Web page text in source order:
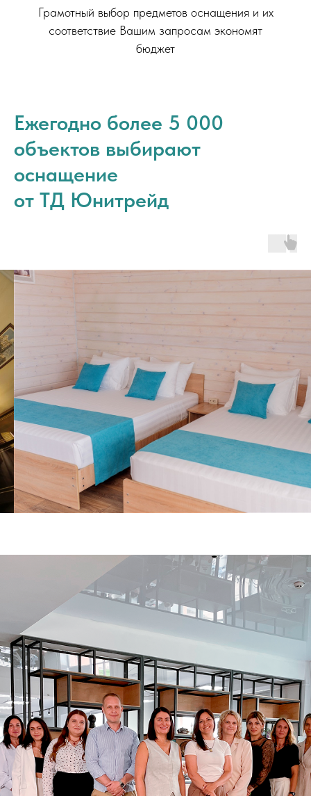
Грамотный выбор предметов оснащения и их
соответствие Вашим запросам экономят
бюджет
Ежегодно более 5 000
объектов выбирают
оснащение
от ТД Юнитрейд